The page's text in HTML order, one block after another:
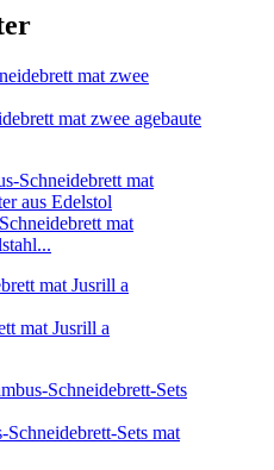
mat zwee agebaute
mat
mat Jusrill a
Sets mat